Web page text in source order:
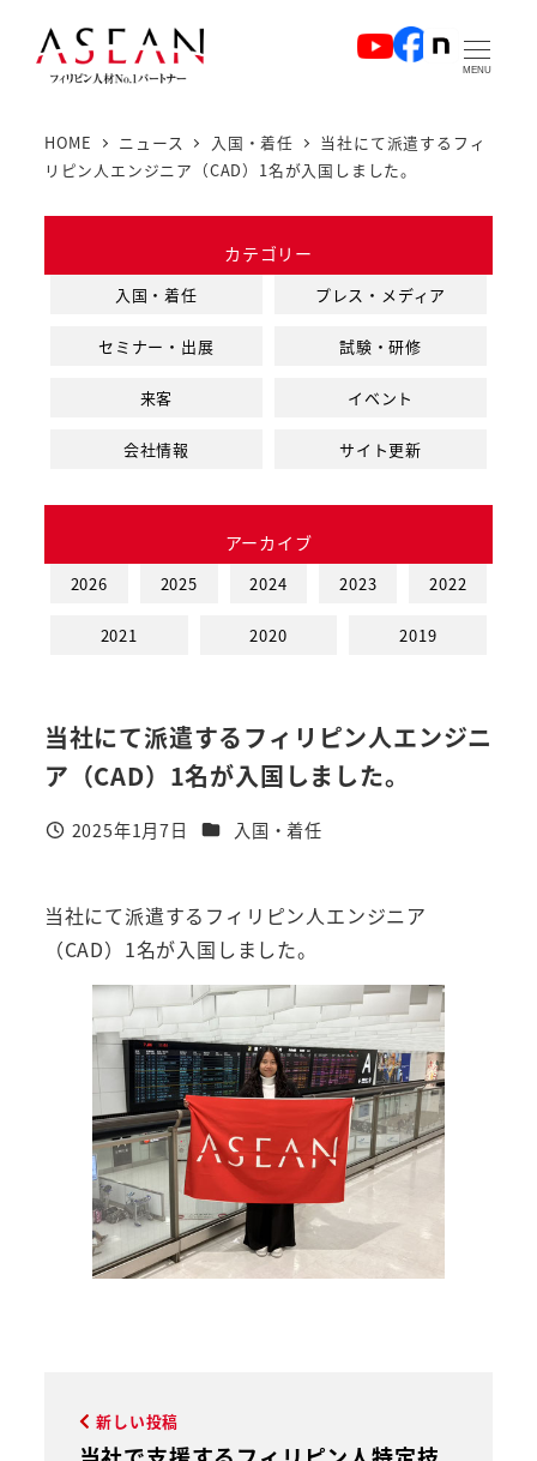
MENU
HOME ニュース 入国・着任
当社にて派遣するフィ
リピン人エンジニア（CAD）1名が入国しました。
カテゴリー
入国・着任 プレス・メディア
セミナー・出展 試験・研修
来客 イベント
会社情報 サイト更新
アーカイブ
2026 2025 2024 2023 2022
2021 2020 2019
当社にて派遣するフィリピン人エンジニ
ア（CAD）1名が入国しました。
投稿日
2025年1月7日 カテゴリー
入国・着任
当社にて派遣するフィリピン人エンジニア
（CAD）1名が入国しました。
新しい投稿